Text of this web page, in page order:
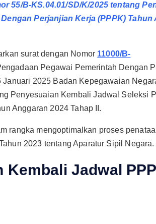
55/B-KS.04.01/SD/K/2025 tentang
Perjanjian Kerja (PPPK) Tahun
surat dengan Nomor 11000/B-
Pegawai Pemerintah Dengan
2025 Badan Kepegawaian
Penyesuaian Kembali Jadwal Seleksi
Anggaran 2024 Tahap II.
rangka mengoptimalkan proses
2023 tentang Aparatur Sipil Negara.
Kembali Jadwal